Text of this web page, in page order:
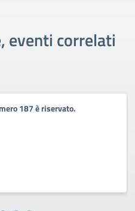
eventi correlati
187 è riservato.